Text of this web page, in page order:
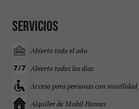
Servicios
Abierto todo el año
Abierto todos los días
Acceso para personas con
Alquiler de Mobil Homes